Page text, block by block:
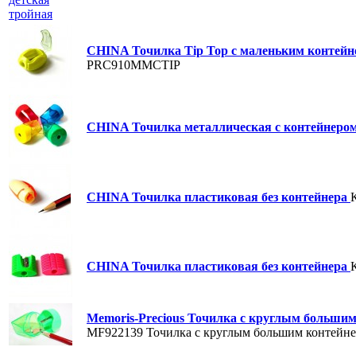
CHINA Точилка Tip Top с маленьким
PRC910MMCTIP
CHINA Точилка металлическая с
CHINA Точилка пластиковая без контейнера
CHINA Точилка пластиковая без контейнера
Memoris-Precious Точилка с круглым
MF922139 Точилка с круглым большим